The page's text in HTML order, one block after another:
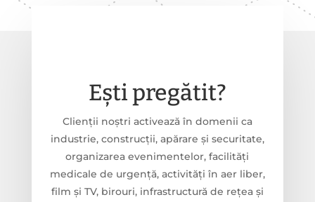
Ești pregătit?
Clienții noștri activează în domenii ca
industrie, construcții, apărare și securitate,
organizarea evenimentelor, facilități
medicale de urgență, activități în aer liber,
film și TV, birouri, infrastructură de rețea și